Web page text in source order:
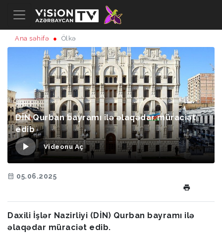
Ana səhifə Ölkə
DİN Qurban bayramı ilə əlaqədar müraciət
edib
Videonu Aç
05.06.2025
Daxili İşlər Nazirliyi (DİN) Qurban bayramı ilə
əlaqədar müraciət edib.